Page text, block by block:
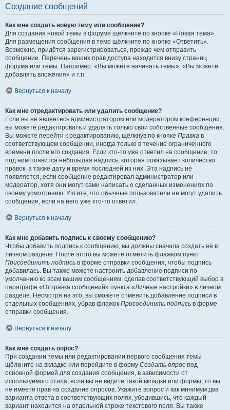
Создание сообщений
Как мне создать новую тему или сообщение?
Для создания новой темы в форуме щёлкните по кнопке «Новая тема».
Для размещения сообщения в теме щёлкните по кнопке «Ответить».
Возможно, придётся зарегистрироваться, прежде чем отправить
сообщение. Перечень ваших прав доступа находится внизу страниц
форума или темы. Например: «Вы можете начинать темы», «Вы можете
добавлять вложения» и т.п.
Вернуться к началу
Как мне отредактировать или удалить сообщение?
Если вы не являетесь администратором или модератором конференции,
вы можете редактировать и удалять только свои собственные сообщения.
Вы можете перейти к редактированию, щёлкнув по кнопке Правка в
соответствующем сообщении, иногда только в течение ограниченного
времени после его создания. Если кто-то уже ответил на сообщение, то
под ним появится небольшая надпись, которая показывает количество
правок, а также дату и время последней из них. Эта надпись не
появляется, если сообщение редактировал администратор или
модератор, хотя они могут сами написать о сделанных изменениях по
своему усмотрению. Учтите, что обычные пользователи не могут удалить
сообщение, если на него уже кто-то ответил.
Вернуться к началу
Как мне добавить подпись к своему сообщению?
Чтобы добавить подпись к сообщению, вы должны сначала создать её в
личном разделе. После этого вы можете отметить флажком пункт
Присоединить подпись в форме отправки сообщения, чтобы подпись
добавилась. Вы также можете настроить добавление подписи по
умолчанию ко всем вашим сообщениям, сделав соответствующий выбор в
параграфе «Отправка сообщений» пункта «Личные настройки» в личном
разделе. Несмотря на это, вы сможете отменить добавление подписи в
отдельных сообщениях, убрав флажок Присоединить подпись в форме
отправки сообщения.
Вернуться к началу
Как мне создать опрос?
При создании темы или редактировании первого сообщения темы
щёлкните на вкладке или перейдите в форму Создать опрос под
основной формой для создания сообщения, в зависимости от
используемого стиля; если вы не видите такой вкладки или формы, то вы
не имеете прав на создание опросов. Укажите вопрос и как минимум два
варианта ответа в соответствующих полях, убедившись, что каждый
вариант находится на отдельной строке текстового поля. Вы также